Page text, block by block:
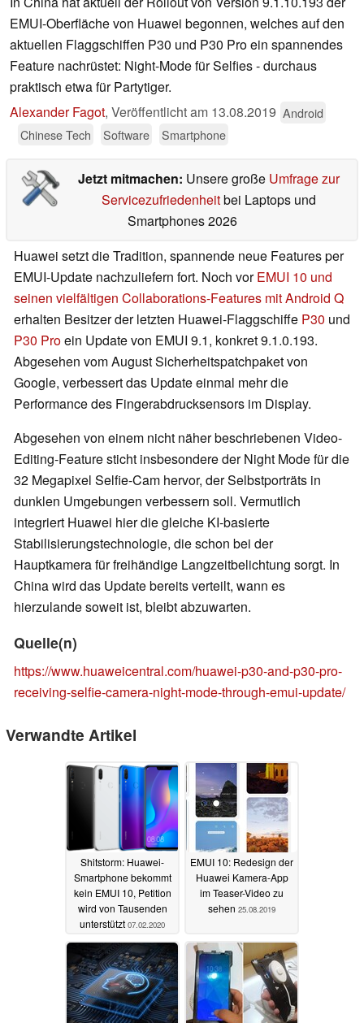
EMUI-Oberfläche von Huawei begonnen, welches auf den
aktuellen Flaggschiffen P30 und P30 Pro ein spannendes
Feature nachrüstet: Night-Mode für Selfies - durchaus
praktisch etwa für Partytiger.
Alexander Fagot, Veröffentlicht am 13.08.2019 Android
Chinese Tech
Software Smartphone
Jetzt mitmachen: Unsere große Umfrage zur
Servicezufriedenheitbei Laptops und
Smartphones 2026
Huawei setzt die Tradition, spannende neue Features per
EMUI-Update nachzuliefern fort. Noch vorEMUI 10 und
seinen vielfältigen Collaborations-Features mit Android Q
erhalten Besitzer der letzten Huawei-Flaggschiffe P30 und
P30 Proein Update von EMUI 9.1, konkret 9.1.0.193.
Abgesehen vom August Sicherheitspatchpaket von
Google, verbessert das Update einmal mehr die
Performance des Fingerabdrucksensors im Display.
Abgesehen von einem nicht näher beschriebenen Video-
Editing-Feature sticht insbesondere der Night Mode für die
32 Megapixel Selfie-Cam hervor, der Selbstporträts in
dunklen Umgebungen verbessern soll. Vermutlich
integriert Huawei hier die gleiche KI-basierte
Stabilisierungstechnologie, die schon bei der
Hauptkamera für freihändige Langzeitbelichtung sorgt. In
China wird das Update bereits verteilt, wann es
hierzulande soweit ist, bleibt abzuwarten.
Quelle(n)
https://www.huaweicentral.com/huawei-p30-and-p30-pro-
receiving-selfie-camera-night-mode-through-emui-update/
Verwandte Artikel
Shitstorm: Huawei-
Smartphone bekommt
kein EMUI 10, Petition
wird von Tausenden
unterstützt 07.02.2020
EMUI 10: Redesign der
Huawei Kamera-App
im Teaser-Video zu
sehen 25.08.2019